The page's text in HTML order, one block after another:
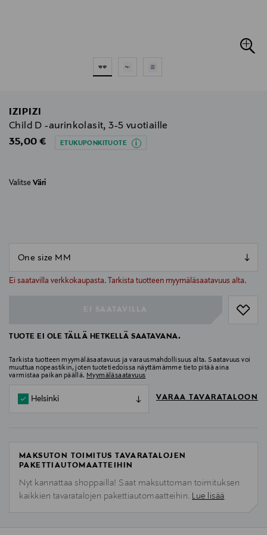
IZIPIZI
Child D -aurinkolasit, 3-5 vuotiaille
Original Price
35,00 € ETUKUPONKITUOTE
Valitse Väri
Ei saatavilla verkkokaupasta. Tarkista tuotteen myymäläsaatavuus alta.
null
TUOTE EI OLE TÄLLÄ HETKELLÄ SAATAVANA.
Tarkista tuotteen myymäläsaatavuus ja varausmahdollisuus alta. Saatavuus voi
muuttua nopeastikin, joten tuotetiedoissa näyttämämme tieto pitää aina
varmistaa paikan päällä. Myymäläsaatavuus
Helsinki VARAA TAVARATALOON
MAKSUTON TOIMITUS TAVARATALOJEN
PAKETTIAUTOMAATTEIHIN
Nyt kannattaa shoppailla! Saat maksuttoman toimituksen
kaikkien tavaratalojen pakettiautomaatteihin. Lue lisää